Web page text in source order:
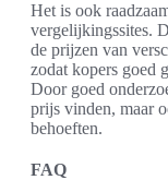
Het is ook
vergelijkingssites.
de prijzen van
zodat kopers goed
Door goed
prijs vinden, maar
behoeften.
FAQ